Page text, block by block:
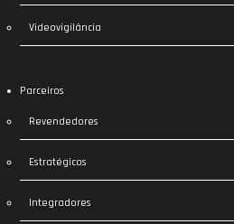
Videovigilância
Parceiros
Revendedores
Estratégicos
Integradores